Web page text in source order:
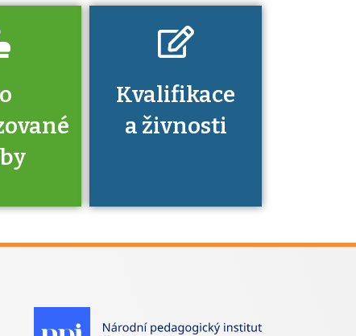
získání
Kvalifikace
a živnosti